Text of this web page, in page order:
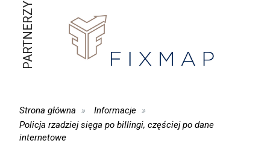
PARTNERZY
Strona główna
Informacje
Policja rzadziej sięga po billingi, częściej po dane
internetowe